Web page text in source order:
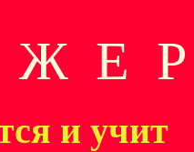
Ж Е
и учит